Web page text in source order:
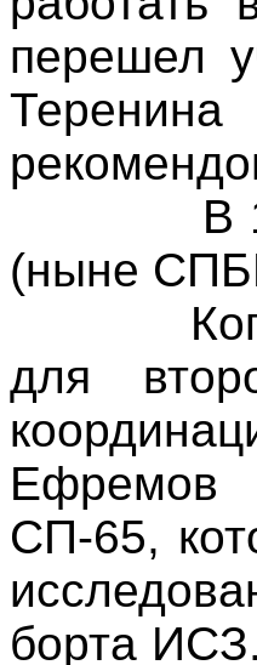
перешел
В
(ныне
для
Ефремов
СП-65,
борта